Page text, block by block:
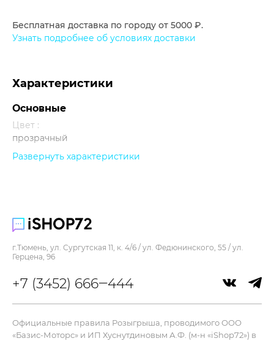
Бесплатная доставка по городу от 5000 ₽.
Узнать подробнее об условиях доставки
Характеристики
Основные
Цвет :
прозрачный
Прочее
Развернуть характеристики
+7 (3452) 666‒444
г.Тюмень, ул. Сургутская 11, к. 4/6 / ул. Федюнинского, 55 / ул.
Герцена, 96
Официальные правила Розыгрыша, проводимого ООО
«Базис-Моторс» и ИП Хуснутдиновым А.Ф. (м-н «iShop72») в